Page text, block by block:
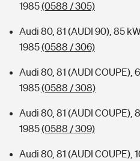
1985(0588 / 305)
Audi 80, 81 (AUDI 90), 85
1985(0588 / 306)
Audi 80, 81 (AUDI COUPE),
1985(0588 / 308)
Audi 80, 81 (AUDI COUPE),
1985(0588 / 309)
Audi 80, 81 (AUDI COUPE),